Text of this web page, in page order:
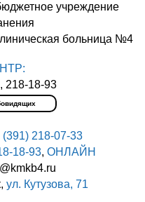
218-18-93
учреждение
больница №4
(391) 218-07-33
18-93, ОНЛАЙН
ул. Кутузова, 71